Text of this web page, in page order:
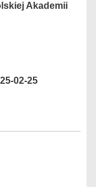
Akademii
02-25